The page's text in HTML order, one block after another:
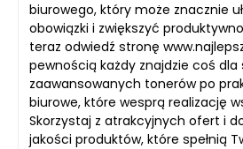
biurowego, który może znacznie
obowiązki i zwiększyć
teraz odwiedź stronę
pewnością każdy znajdzie coś dla
zaawansowanych tonerów po
biurowe, które wesprą realizację
Skorzystaj z atrakcyjnych ofert i
jakości produktów, które spełnią